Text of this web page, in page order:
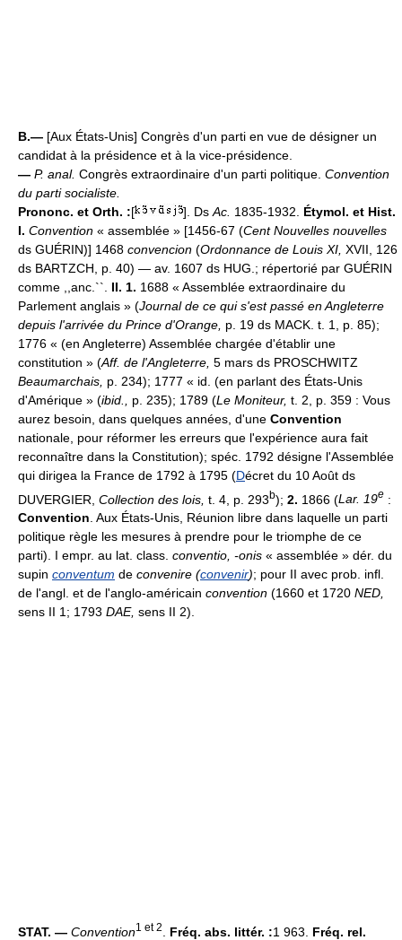
B.— [Aux États-Unis] Congrès d'un parti en vue de désigner un
candidat à la présidence et à la vice-présidence.
— P. anal. Congrès extraordinaire d'un parti politique. Convention
du parti socialiste.
Prononc. et Orth. :[ ]. Ds Ac. 1835-1932. Étymol. et Hist.
I. Convention « assemblée » [1456-67 (Cent Nouvelles nouvelles
ds GUÉRIN)] 1468 convencion (Ordonnance de Louis XI, XVII, 126
ds BARTZCH, p. 40) — av. 1607 ds HUG.; répertorié par GUÉRIN
comme ,,anc.``. II. 1. 1688 « Assemblée extraordinaire du
Parlement anglais » (Journal de ce qui s'est passé en Angleterre
depuis l'arrivée du Prince d'Orange, p. 19 ds MACK. t. 1, p. 85);
1776 « (en Angleterre) Assemblée chargée d'établir une
constitution » (Aff. de l'Angleterre, 5 mars ds PROSCHWITZ
Beaumarchais, p. 234); 1777 « id. (en parlant des États-Unis
d'Amérique » (ibid., p. 235); 1789 (Le Moniteur, t. 2, p. 359 : Vous
aurez besoin, dans quelques années, d'une Convention
nationale, pour réformer les erreurs que l'expérience aura fait
reconnaître dans la Constitution); spéc. 1792 désigne l'Assemblée
qui dirigea la France de 1792 à 1795 (Décret du 10 Août ds
DUVERGIER, Collection des lois, t. 4, p. 293b); 2. 1866 (Lar. 19e :
Convention. Aux États-Unis, Réunion libre dans laquelle un parti
politique règle les mesures à prendre pour le triomphe de ce
parti). I empr. au lat. class. conventio, -onis « assemblée » dér. du
supin conventum de convenire (convenir); pour II avec prob. infl.
de l'angl. et de l'anglo-américain convention (1660 et 1720 NED,
sens II 1; 1793 DAE, sens II 2).
STAT. — Convention1 et 2 Fréq. abs. littér. :1 963. Fréq. rel.